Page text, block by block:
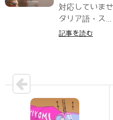
対応していま
タリア語・ス...
記事を読む